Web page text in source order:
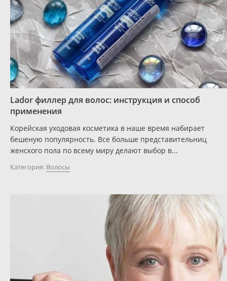
Lador филлер для волос: инструкция и способ
применения
Корейская уходовая косметика в наше время набирает
бешеную популярность. Все больше представительниц
женского пола по всему миру делают выбор в...
Категория: Волосы